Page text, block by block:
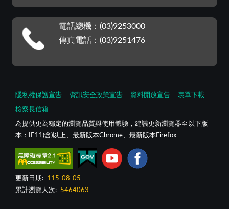
電話總機：(03)9253000
傳真電話：(03)9251476
隱私權保護宣告 資訊安全政策宣告 資料開放宣告 表單下載
檢察長信箱
為提供更為穩定的瀏覽品質與使用體驗，建議更新瀏覽器至以下版
本：IE11(含)以上、最新版本Chrome、最新版本Firefox
更新日期:
115-08-05
累計瀏覽人次:
5464063